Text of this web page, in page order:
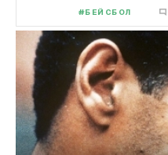
#БЕЙСБОЛ